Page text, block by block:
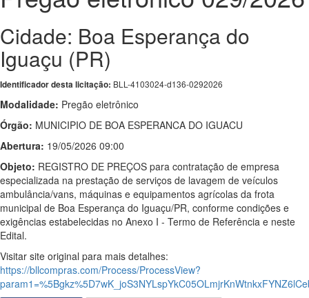
Cidade: Boa Esperança do
Iguaçu (PR)
Identificador desta licitação: BLL-4103024-d136-0292026
Modalidade: Pregão eletrônico
Órgão: MUNICIPIO DE BOA ESPERANCA DO IGUACU
Abertura: 19/05/2026 09:00
Objeto: REGISTRO DE PREÇOS para contratação de empresa
especializada na prestação de serviços de lavagem de veículos
ambulância/vans, máquinas e equipamentos agrícolas da frota
municipal de Boa Esperança do Iguaçu/PR, conforme condições e
exigências estabelecidas no Anexo I - Termo de Referência e neste
Edital.
Visitar site original para mais detalhes:
https://bllcompras.com/Process/ProcessView?